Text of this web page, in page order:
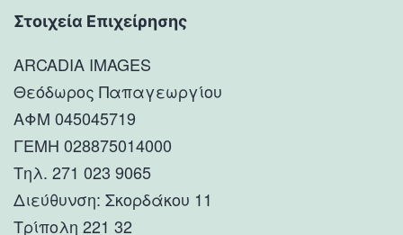
Στοιχεία Επιχείρησης
ARCADIA IMAGES
Θεόδωρος Παπαγεωργίου
ΑΦΜ 045045719
ΓΕΜΗ 028875014000
Τηλ. 271 023 9065
Διεύθυνση: Σκορδάκου 11
Τρίπολη 221 32